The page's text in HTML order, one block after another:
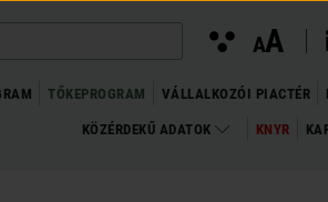
Kontraszt
nézet
Betűméret
AA
TŐKEPROGRAM VÁLLALKOZÓI PIACTÉR
KÖZÉRDEKŰ ADATOK
KNYR